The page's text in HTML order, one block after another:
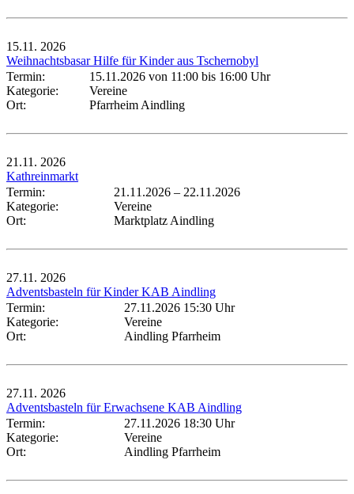
15.11. 2026
Weihnachtsbasar Hilfe für Kinder aus Tschernobyl
Termin:
15.11.2026 von 11:00 bis 16:00 Uhr
Kategorie:
Vereine
Ort:
Pfarrheim Aindling
21.11. 2026
Kathreinmarkt
Termin:
21.11.2026 – 22.11.2026
Kategorie:
Vereine
Ort:
Marktplatz Aindling
27.11. 2026
Adventsbasteln für Kinder KAB Aindling
Termin:
27.11.2026 15:30 Uhr
Kategorie:
Vereine
Ort:
Aindling Pfarrheim
27.11. 2026
Adventsbasteln für Erwachsene KAB Aindling
Termin:
27.11.2026 18:30 Uhr
Kategorie:
Vereine
Ort:
Aindling Pfarrheim